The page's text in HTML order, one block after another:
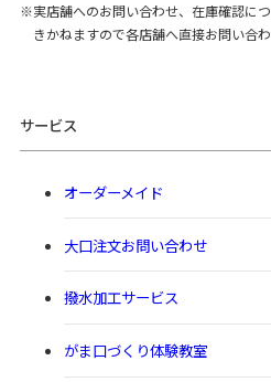
実店舗へのお問い合わせ、在庫確認に
きかねますので各店舗へ直接お問い合わ
サービス
オーダーメイド
大口注文お問い合わせ
撥水加工サービス
がま口づくり体験教室